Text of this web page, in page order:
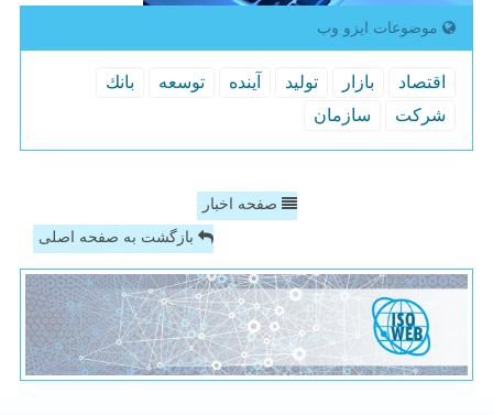
موضوعات ایزو وب
اقتصاد بازار تولید آینده توسعه
بانك
شركت
سازمان
صفحه اخبار
بازگشت به صفحه اصلی